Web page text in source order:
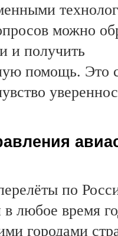
можно
и получить
помощь. Это
по
любое время
городами